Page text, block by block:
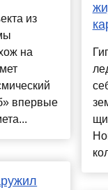
из
на
впервые